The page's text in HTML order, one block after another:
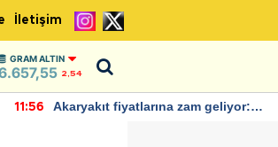
İletişim
GRAM ALTIN
2,54
11:56
Akaryakıt fiyatlarına zam geliyor: